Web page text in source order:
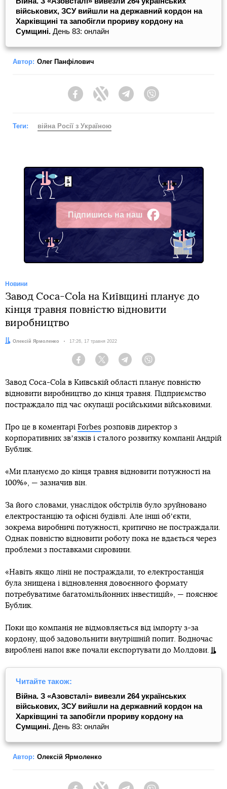
військових, ЗСУ вийшли на державний кордон на
Харківщині та запобігли прориву кордону на
Сумщині. День 83: онлайн
Автор: Олег Панфілович
FacebookTwitter Telegram
Теги: війна Росії з Україною
Підпишись на наш
Facebook
Новини
Завод Coca-Cola на Київщині планує до
кінця травня повністю відновити
виробництво
Автор:
Олексій Ярмоленко Дата:
17:26, 17 травня 2022
Facebook Twitter Telegram
Завод Coca-Cola в Київській області планує повністю
відновити виробництво до кінця травня. Підприємство
постраждало під час окупації російськими військовими.
Про це в коментарі Forbes розповів директор з
корпоративних звʼязків і сталого розвитку компанії Андрій
Бублик.
«Ми плануємо до кінця травня відновити потужності на
100%», — зазначив він.
За його словами, унаслідок обстрілів було зруйновано
електростанцію та офісні будівлі. Але інші обʼєкти,
зокрема виробничі потужності, критично не постраждали.
Однак повністю відновити роботу пока не вдається через
проблеми з поставками сировини.
«Навіть якщо лінії не постраждали, то електростанція
була знищена і відновлення довоєнного формату
потребуватиме багатомільйонних інвестицій», — пояснює
Бублик.
Поки що компанія не відмовляється від імпорту з-за
кордону, щоб задовольнити внутрішній попит. Водночас
вироблені напої вже почали експортувати до Молдови.
Читайте також:
Війна. З «Азовсталі» вивезли 264 українських
військових, ЗСУ вийшли на державний кордон на
Харківщині та запобігли прориву кордону на
Сумщині. День 83: онлайн
Автор: Олексій Ярмоленко